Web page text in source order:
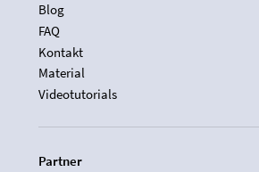
Blog
FAQ
Kontakt
Material
Videotutorials
Partner